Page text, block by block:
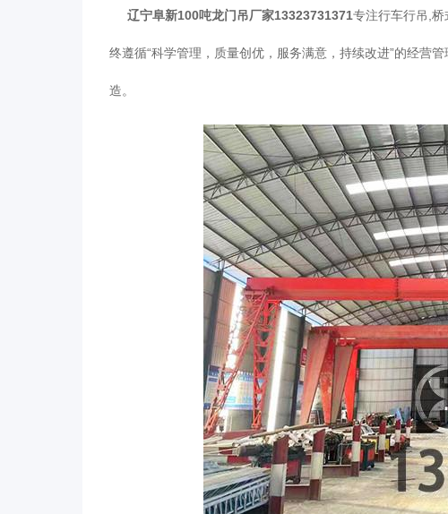
辽宁阜新100吨龙门吊厂家13323731371专注行车行吊,
终遵循“科学管理，质量创优，服务满意，持续改进”的经营
造。